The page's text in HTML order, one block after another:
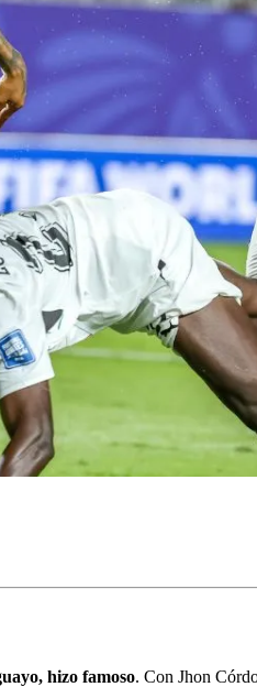
hizo famoso. Con Jhon